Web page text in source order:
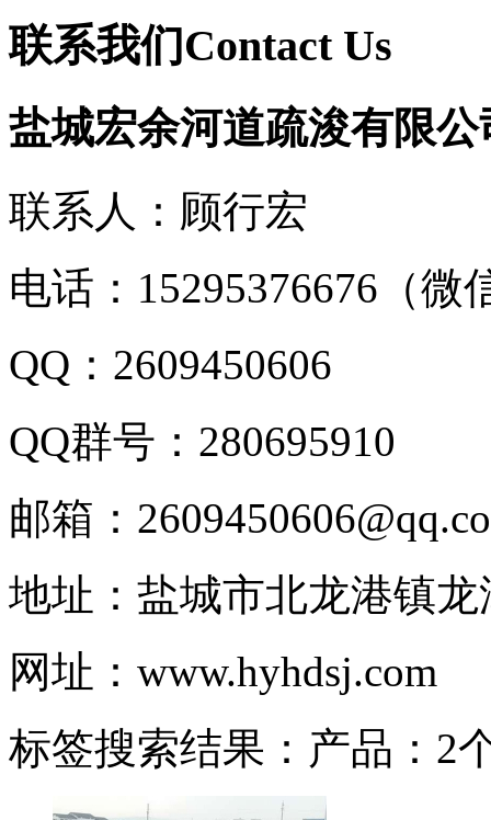
联系我们 Contact Us
盐城宏余河道疏浚有限公
联系人：顾行宏
电话：15295376676（微
QQ：2609450606
QQ群号：280695910
邮箱：
地址：盐城市北龙港镇龙
网址：www.hyhdsj.com
标签搜索结果：产品：2